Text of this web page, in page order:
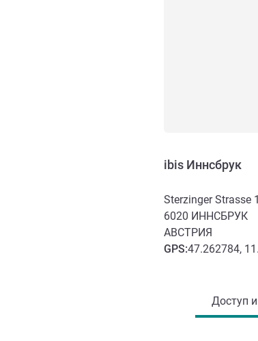
ibis Иннсбрук
Sterzinger Strasse 1
6020 ИННСБРУК
АВСТРИЯ
GPS:47.262784,
Доступ